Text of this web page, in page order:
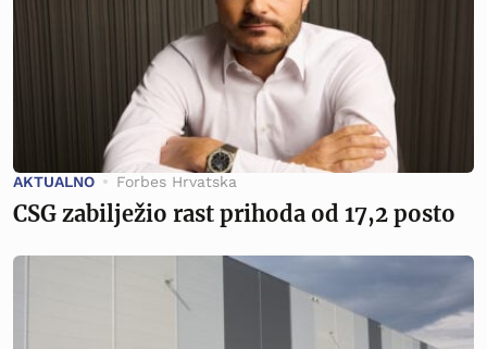
AKTUALNO Forbes Hrvatska
CSG zabilježio rast prihoda od 17,2 posto